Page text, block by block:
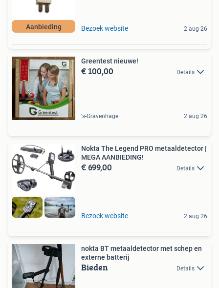
Aanbieding Bezoek website 2 aug 26
Greentest nieuwe!
€ 100,00 Details
's-Gravenhage 2 aug 26
Nokta The Legend PRO metaaldetector |
MEGA AANBIEDING!
€ 699,00 Details
Bezoek website 2 aug 26
nokta BT metaaldetector met schep en
externe batterij
Bieden Details